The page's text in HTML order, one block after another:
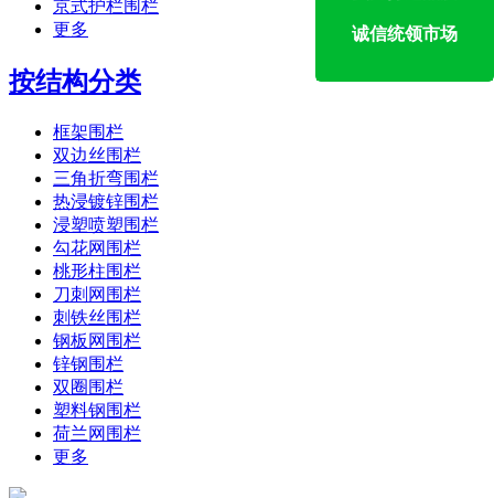
京式护栏围栏
更多
按结构分类
框架围栏
双边丝围栏
三角折弯围栏
热浸镀锌围栏
浸塑喷塑围栏
勾花网围栏
桃形柱围栏
刀刺网围栏
刺铁丝围栏
钢板网围栏
锌钢围栏
双圈围栏
塑料钢围栏
荷兰网围栏
更多
诚信统领市场